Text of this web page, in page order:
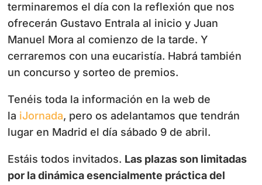
terminaremos el día con la reflexión que nos
ofrecerán Gustavo Entrala al inicio y Juan
Manuel Mora al comienzo de la tarde. Y
cerraremos con una eucaristía. Habrá también
un concurso y sorteo de premios.
Tenéis toda la información en la web de
la iJornada, pero os adelantamos que tendrán
lugar en Madrid el día sábado 9 de abril.
Estáis todos invitados. Las plazas son limitadas
por la dinámica esencialmente práctica del